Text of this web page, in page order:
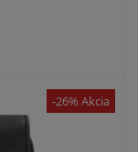
-26% Akcia